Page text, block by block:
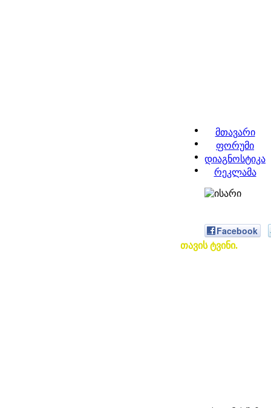
მთავარი
ფორუმი
დიაგნოსტიკა
რეკლამა
Facebook
თავის ტვინი.